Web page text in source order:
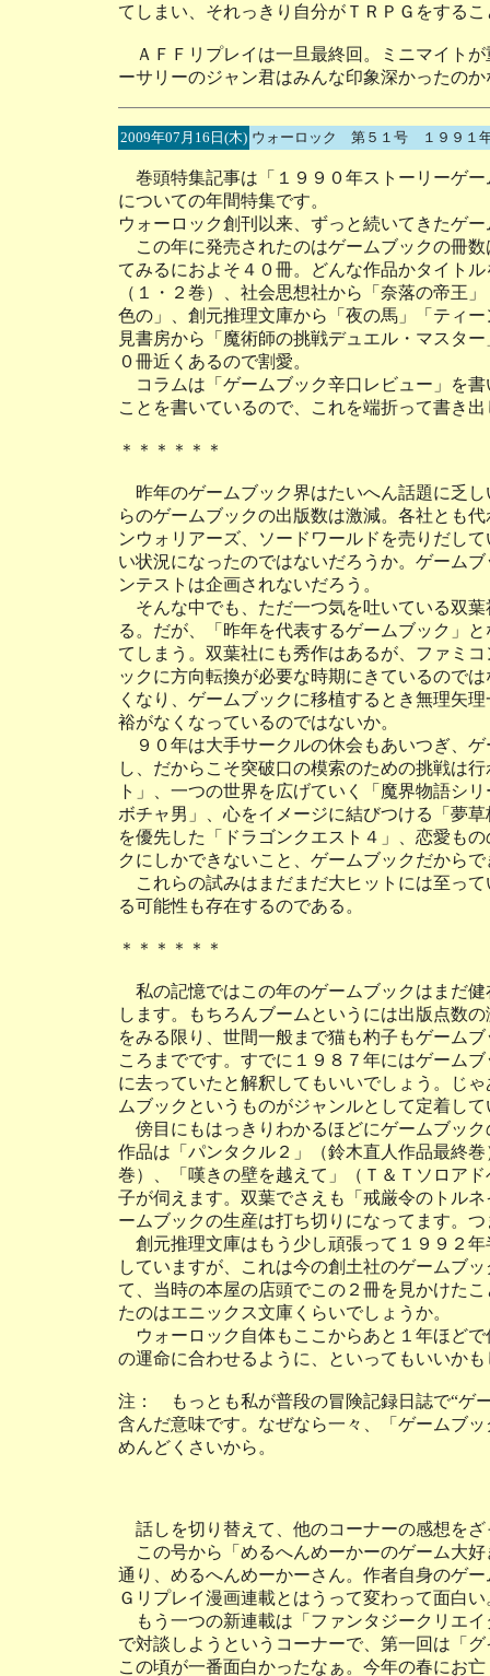
てしまい、それっきり自分がＴＲＰＧをする
ＡＦＦリプレイは一旦最終回。ミニマイト
ーサリーのジャン君はみんな印象深かったのか
2009年07月16日(木) ウォーロック 第５１号 １９９１
巻頭特集記事は「１９９０年ストーリーゲ
についての年間特集です。
ウォーロック創刊以来、ずっと続いてきたゲ
この年に発売されたのはゲームブックの冊
てみるにおよそ４０冊。どんな作品かタイト
（１・２巻）、社会思想社から「奈落の帝王
色の」、創元推理文庫から「夜の馬」「ティ
見書房から「魔術師の挑戦デュエル・マスタ
０冊近くあるので割愛。
コラムは「ゲームブック辛口レビュー」を
ことを書いているので、これを端折って書き
＊＊＊＊＊＊
昨年のゲームブック界はたいへん話題に乏
らのゲームブックの出版数は激減。各社とも
ンウォリアーズ、ソードワールドを売りだし
い状況になったのではないだろうか。ゲーム
ンテストは企画されないだろう。
そんな中でも、ただ一つ気を吐いている双
る。だが、「昨年を代表するゲームブック」
てしまう。双葉社にも秀作はあるが、ファミ
ックに方向転換が必要な時期にきているので
くなり、ゲームブックに移植するとき無理矢
裕がなくなっているのではないか。
９０年は大手サークルの休会もあいつぎ、
し、だからこそ突破口の模索のための挑戦は
ト」、一つの世界を広げていく「魔界物語シ
ボチャ男」、心をイメージに結びつける「夢
を優先した「ドラゴンクエスト４」、恋愛も
クにしかできないこと、ゲームブックだから
これらの試みはまだまだ大ヒットには至っ
る可能性も存在するのである。
＊＊＊＊＊＊
私の記憶ではこの年のゲームブックはまだ
します。もちろんブームというには出版点数
をみる限り、世間一般まで猫も杓子もゲーム
ころまでです。すでに１９８７年にはゲーム
に去っていたと解釈してもいいでしょう。じ
ムブックというものがジャンルとして定着し
傍目にもはっきりわかるほどにゲームブッ
作品は「パンタクル２」（鈴木直人作品最終
巻）、「嘆きの壁を越えて」（Ｔ＆Ｔソロア
子が伺えます。双葉でさえも「戒厳令のトル
ームブックの生産は打ち切りになってます。
創元推理文庫はもう少し頑張って１９９２
していますが、これは今の創土社のゲームブ
て、当時の本屋の店頭でこの２冊を見かけた
たのはエニックス文庫くらいでしょうか。
ウォーロック自体もここからあと１年ほど
の運命に合わせるように、といってもいいか
注： もっとも私が普段の冒険記録日誌で“ゲ
含んだ意味です。なぜなら一々、「ゲームブ
めんどくさいから。
話しを切り替えて、他のコーナーの感想をざ
この号から「めるへんめーかーのゲーム大
通り、めるへんめーかーさん。作者自身のゲ
Ｇリプレイ漫画連載とはうって変わって面白
もう一つの新連載は「ファンタジークリエ
で対談しようというコーナーで、第一回は「
この頃が一番面白かったなぁ。今年の春にお